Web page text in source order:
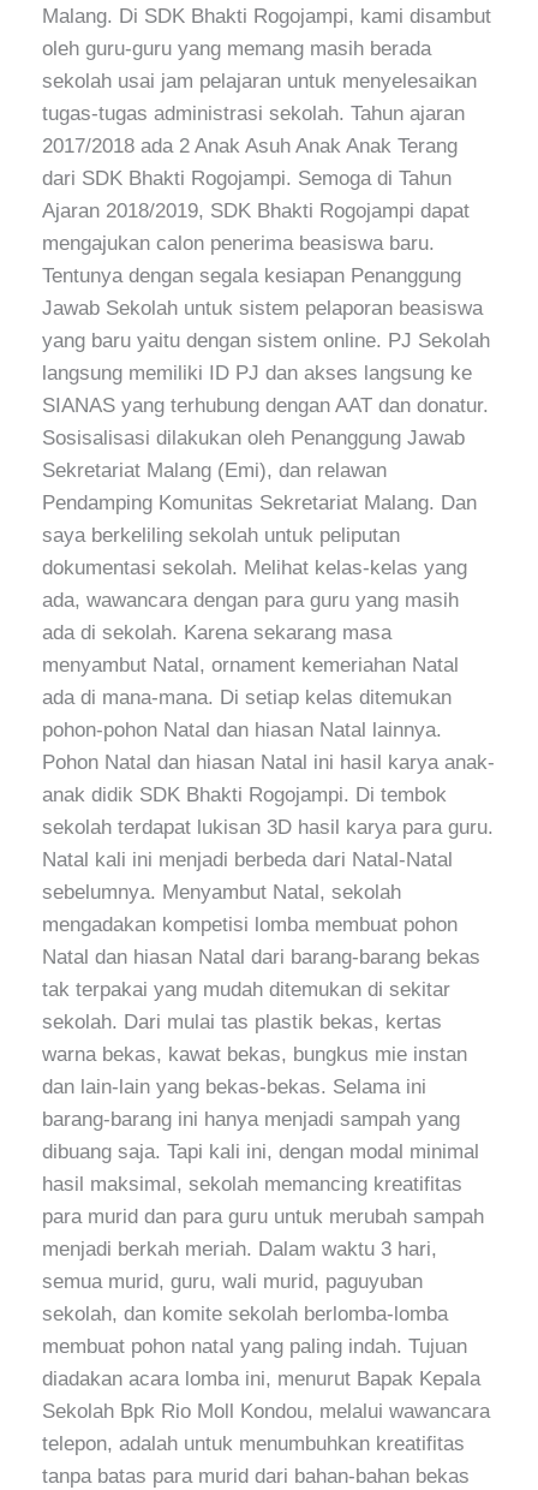
Malang. Di SDK Bhakti Rogojampi, kami disambut
oleh guru-guru yang memang masih berada
sekolah usai jam pelajaran untuk menyelesaikan
tugas-tugas administrasi sekolah. Tahun ajaran
2017/2018 ada 2 Anak Asuh Anak Anak Terang
dari SDK Bhakti Rogojampi. Semoga di Tahun
Ajaran 2018/2019, SDK Bhakti Rogojampi dapat
mengajukan calon penerima beasiswa baru.
Tentunya dengan segala kesiapan Penanggung
Jawab Sekolah untuk sistem pelaporan beasiswa
yang baru yaitu dengan sistem online. PJ Sekolah
langsung memiliki ID PJ dan akses langsung ke
SIANAS yang terhubung dengan AAT dan donatur.
Sosisalisasi dilakukan oleh Penanggung Jawab
Sekretariat Malang (Emi), dan relawan
Pendamping Komunitas Sekretariat Malang. Dan
saya berkeliling sekolah untuk peliputan
dokumentasi sekolah. Melihat kelas-kelas yang
ada, wawancara dengan para guru yang masih
ada di sekolah. Karena sekarang masa
menyambut Natal, ornament kemeriahan Natal
ada di mana-mana. Di setiap kelas ditemukan
pohon-pohon Natal dan hiasan Natal lainnya.
Pohon Natal dan hiasan Natal ini hasil karya anak-
anak didik SDK Bhakti Rogojampi. Di tembok
sekolah terdapat lukisan 3D hasil karya para guru.
Natal kali ini menjadi berbeda dari Natal-Natal
sebelumnya. Menyambut Natal, sekolah
mengadakan kompetisi lomba membuat pohon
Natal dan hiasan Natal dari barang-barang bekas
tak terpakai yang mudah ditemukan di sekitar
sekolah. Dari mulai tas plastik bekas, kertas
warna bekas, kawat bekas, bungkus mie instan
dan lain-lain yang bekas-bekas. Selama ini
barang-barang ini hanya menjadi sampah yang
dibuang saja. Tapi kali ini, dengan modal minimal
hasil maksimal, sekolah memancing kreatifitas
para murid dan para guru untuk merubah sampah
menjadi berkah meriah. Dalam waktu 3 hari,
semua murid, guru, wali murid, paguyuban
sekolah, dan komite sekolah berlomba-lomba
membuat pohon natal yang paling indah. Tujuan
diadakan acara lomba ini, menurut Bapak Kepala
Sekolah Bpk Rio Moll Kondou, melalui wawancara
telepon, adalah untuk menumbuhkan kreatifitas
tanpa batas para murid dari bahan-bahan bekas